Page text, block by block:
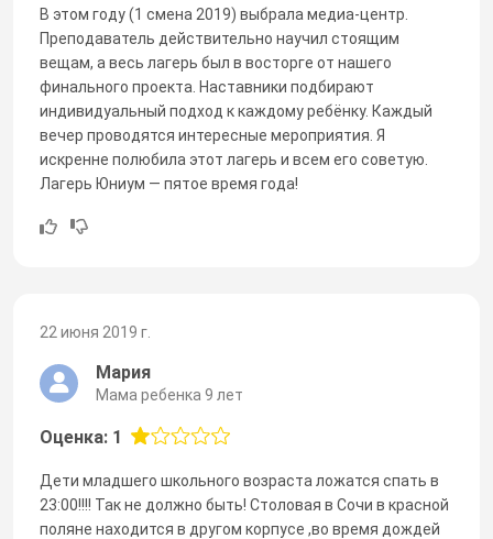
В этом году (1 смена 2019) выбрала медиа-центр.
Преподаватель действительно научил стоящим
вещам, а весь лагерь был в восторге от нашего
финального проекта. Наставники подбирают
индивидуальный подход к каждому ребёнку. Каждый
вечер проводятся интересные мероприятия. Я
искренне полюбила этот лагерь и всем его советую.
Лагерь Юниум — пятое время года!
22 июня 2019 г.
Мария
Мама ребенка 9 лет
Оценка: 1
Дети младшего школьного возраста ложатся спать в
23:00!!!! Так не должно быть! Столовая в Сочи в красной
поляне находится в другом корпусе ,во время дождей